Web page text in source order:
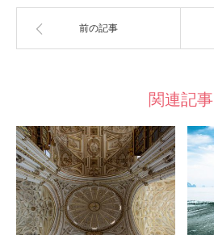
前の記事
関連記事